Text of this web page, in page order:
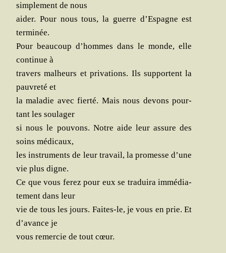
sim­ple­ment de nous
aider. Pour nous tous, la guerre d’Espagne est
terminée.
Pour beau­coup d’hommes dans le monde, elle
conti­nue à
tra­vers mal­heurs et pri­va­tions. Ils sup­portent la
pau­vre­té et
la mala­die avec fier­té. Mais nous devons pour­
tant les soulager
si nous le pou­vons. Notre aide leur assure des
soins médicaux,
les ins­tru­ments de leur tra­vail, la pro­messe d’une
vie plus digne.
Ce que vous ferez pour eux se tra­dui­ra immé­dia­
te­ment dans leur
vie de tous les jours. Faites-le, je vous en prie. Et
d’avance je
vous remer­cie de tout cœur.